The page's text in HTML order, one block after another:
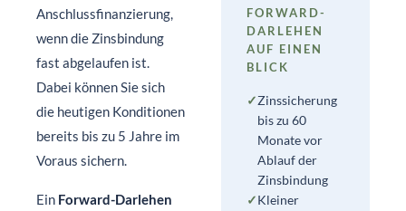
Anschlussfinanzierung,
wenn die Zinsbindung
fast abgelaufen ist.
Dabei können Sie sich
die heutigen Konditionen
bereits bis zu 5 Jahre im
Voraus sichern.
Ein Forward-Darlehen
FORWARD-
DARLEHEN
AUF EINEN
BLICK
✓Zinssicherung
bis zu 60
Monate vor
Ablauf der
Zinsbindung
✓Kleiner